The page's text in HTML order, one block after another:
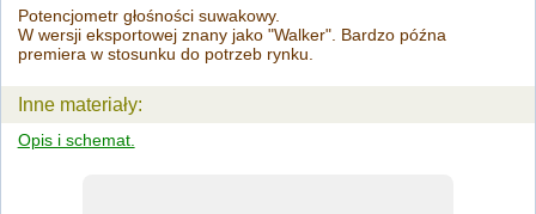
Potencjometr głośności suwakowy.
W wersji eksportowej znany jako "Walker". Bardzo późna
premiera w stosunku do potrzeb rynku.
Inne materiały:
Opis i schemat.